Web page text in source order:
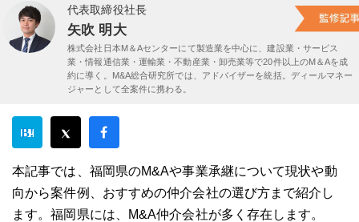
代表取締役社長
矢吹 明大
株式会社日本M＆Aセンターにて製造業を中心に、建設業・サービス
業・情報通信業・運輸業・不動産業・卸売業等で20件以上のM＆Aを成
約に導く。M&A総合研究所では、アドバイザーを統括。ディールマネー
ジャーとして全案件に携わる。
本記事では、福岡県のM&Aや事業承継について現状や動
向から案件例、おすすめの仲介会社の選び方まで紹介し
ます。福岡県には、M&A仲介会社が多く存在します。